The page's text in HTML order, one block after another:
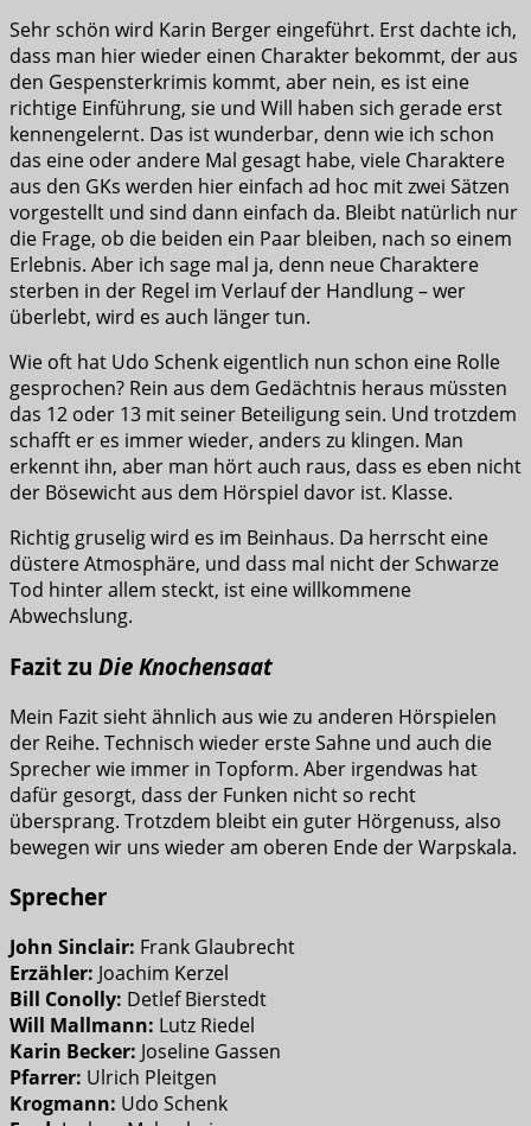
Sehr schön wird Karin Berger eingeführt. Erst dachte ich,
dass man hier wieder einen Charakter bekommt, der aus
den Gespensterkrimis kommt, aber nein, es ist eine
richtige Einführung, sie und Will haben sich gerade erst
kennengelernt. Das ist wunderbar, denn wie ich schon
das eine oder andere Mal gesagt habe, viele Charaktere
aus den GKs werden hier einfach ad hoc mit zwei Sätzen
vorgestellt und sind dann einfach da. Bleibt natürlich nur
die Frage, ob die beiden ein Paar bleiben, nach so einem
Erlebnis. Aber ich sage mal ja, denn neue Charaktere
sterben in der Regel im Verlauf der Handlung – wer
überlebt, wird es auch länger tun.
Wie oft hat Udo Schenk eigentlich nun schon eine Rolle
gesprochen? Rein aus dem Gedächtnis heraus müssten
das 12 oder 13 mit seiner Beteiligung sein. Und trotzdem
schafft er es immer wieder, anders zu klingen. Man
erkennt ihn, aber man hört auch raus, dass es eben nicht
der Bösewicht aus dem Hörspiel davor ist. Klasse.
Richtig gruselig wird es im Beinhaus. Da herrscht eine
düstere Atmosphäre, und dass mal nicht der Schwarze
Tod hinter allem steckt, ist eine willkommene
Abwechslung.
Fazit zu Die Knochensaat
Mein Fazit sieht ähnlich aus wie zu anderen Hörspielen
der Reihe. Technisch wieder erste Sahne und auch die
Sprecher wie immer in Topform. Aber irgendwas hat
dafür gesorgt, dass der Funken nicht so recht
übersprang. Trotzdem bleibt ein guter Hörgenuss, also
bewegen wir uns wieder am oberen Ende der Warpskala.
Sprecher
John Sinclair: Frank Glaubrecht
Erzähler: Joachim Kerzel
Bill Conolly: Detlef Bierstedt
Will Mallmann: Lutz Riedel
Karin Becker: Joseline Gassen
Pfarrer: Ulrich Pleitgen
Krogmann: Udo Schenk